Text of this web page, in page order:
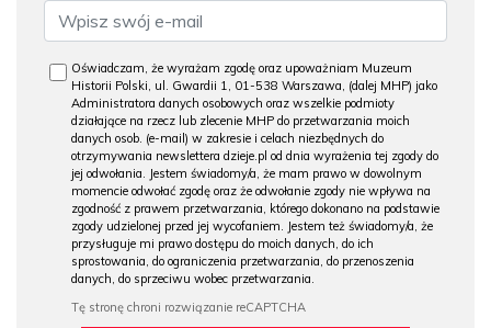
Oświadczam, że wyrażam zgodę oraz upoważniam Muzeum
Historii Polski, ul. Gwardii 1, 01-538 Warszawa, (dalej MHP) jako
Administratora danych osobowych oraz wszelkie podmioty
działające na rzecz lub zlecenie MHP do przetwarzania moich
danych osob. (e-mail) w zakresie i celach niezbędnych do
otrzymywania newslettera dzieje.pl od dnia wyrażenia tej zgody do
jej odwołania. Jestem świadomy/a, że mam prawo w dowolnym
momencie odwołać zgodę oraz że odwołanie zgody nie wpływa na
zgodność z prawem przetwarzania, którego dokonano na podstawie
zgody udzielonej przed jej wycofaniem. Jestem też świadomy/a, że
przysługuje mi prawo dostępu do moich danych, do ich
sprostowania, do ograniczenia przetwarzania, do przenoszenia
danych, do sprzeciwu wobec przetwarzania.